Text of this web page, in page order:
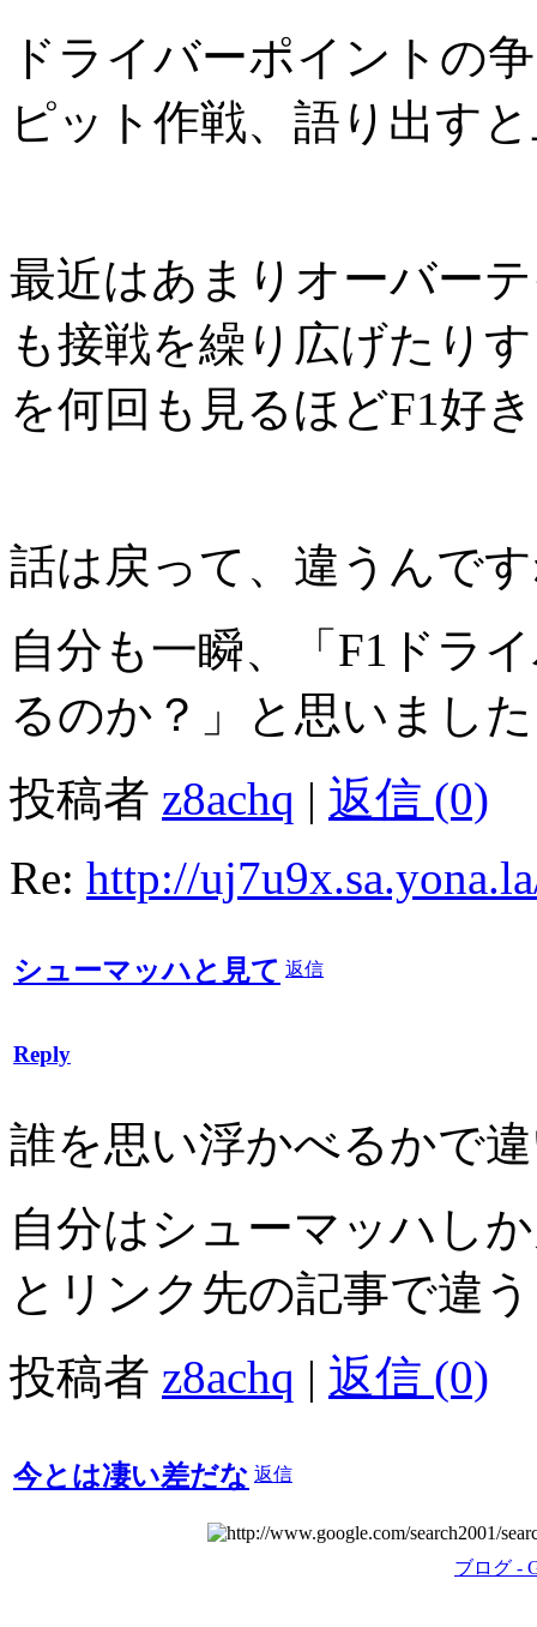
ドライバーポイントの
ピット作戦、語り出す
最近はあまりオーバー
も接戦を繰り広げたり
を何回も見るほどF1好
話は戻って、違うんで
自分も一瞬、「F1ドラ
るのか？」と思いまし
投稿者 z8achq | 返信 (0)
Re: http://
シューマッハと見て 返信
Reply
誰を思い浮かべるかで
自分はシューマッハし
とリンク先の記事で違
投稿者 z8achq | 返信 (0)
今とは凄い差だな 返信
ブログ -